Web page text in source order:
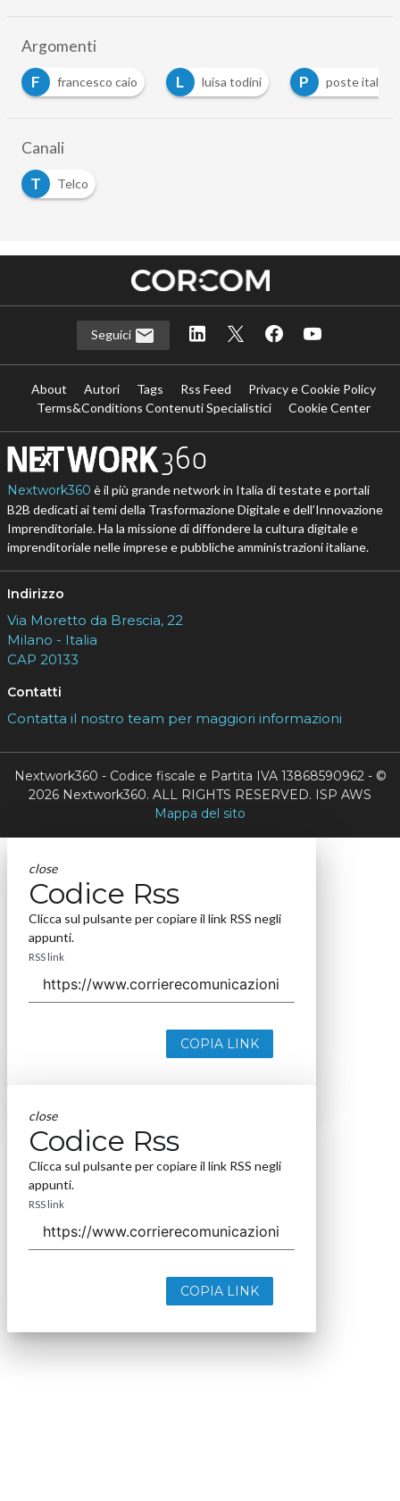
Argomenti
F
francesco caio L luisa todini P poste
Canali
T
Telco
Seguici
About Autori Tags Rss Feed
Privacy e Cookie Policy
Terms&Conditions Contenuti Specialistici
Cookie Center
Nextwork360 è il più grande network in Italia di testate e portali
B2B dedicati ai temi della Trasformazione Digitale e dell’Innovazione
Imprenditoriale. Ha la missione di diffondere la cultura digitale e
imprenditoriale nelle imprese e pubbliche amministrazioni italiane.
Indirizzo
Via Moretto da Brescia, 22
Milano - Italia
CAP 20133
Contatti
Contatta il nostro team per maggiori informazioni
Nextwork360 - Codice fiscale e Partita IVA 13868590962 - ©
2026 Nextwork360. ALL RIGHTS RESERVED. ISP AWS
Mappa del sito
close
Codice Rss
Clicca sul pulsante per copiare il link RSS negli
appunti.
RSS link
COPIA LINK
close
Codice Rss
Clicca sul pulsante per copiare il link RSS negli
appunti.
RSS link
COPIA LINK